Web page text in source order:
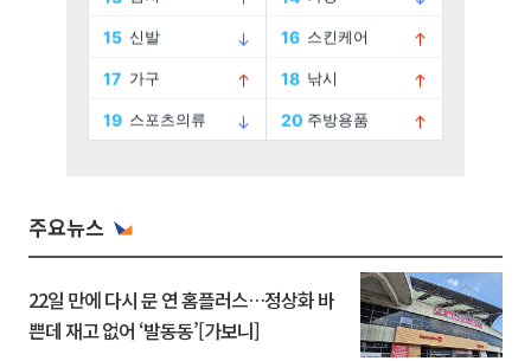
주요뉴스
22일 만에 다시 문 연 홈플러스…정상화 바
쁜데 재고 없어 ‘발동동’[가보니]